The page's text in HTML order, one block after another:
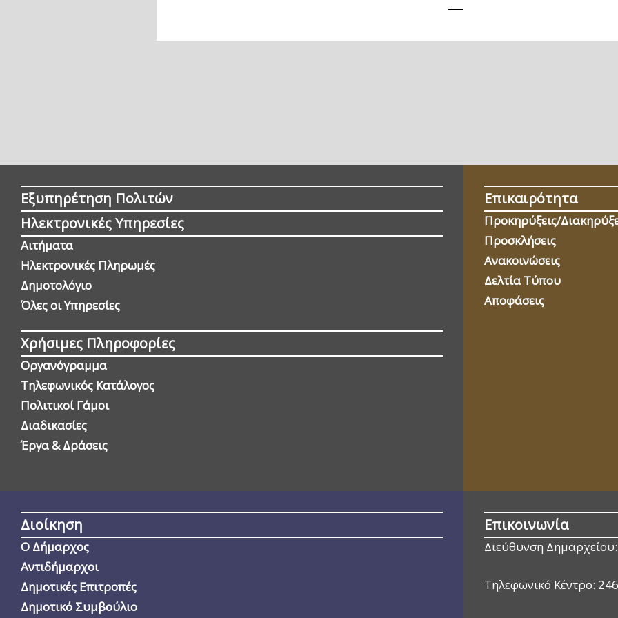
Εξυπηρέτηση Πολιτών
Ηλεκτρονικές Υπηρεσίες
Αιτήματα
Ηλεκτρονικές Πληρωμές
Δημοτολόγιο
Όλες οι Yπηρεσίες
Χρήσιμες Πληροφορίες
Οργανόγραμμα
Τηλεφωνικός Κατάλογος
Πολιτικοί Γάμοι
Διαδικασίες
Έργα & Δράσεις
Επικαιρότητα
Προκηρύξεις/
Προσκλήσεις
Ανακοινώσεις
Δελτία Τύπου
Αποφάσεις
Διοίκηση
Ο Δήμαρχος
Αντιδήμαρχοι
Δημοτικές Επιτροπές
Δημοτικό Συμβούλιο
Επικοινωνία
Διεύθυνση Δημαρχείου:
Τηλεφωνικό Κέντρο: